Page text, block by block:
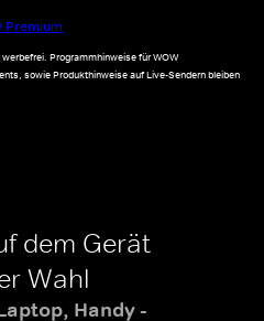
Premium
Programmhinweise für WOW
sowie Produkthinweise auf Live-Sendern bleiben
dem Gerät
Wahl
Handy -